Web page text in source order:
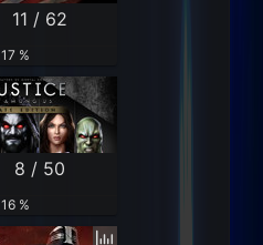
11 / 62
17 %
8 / 50
16 %